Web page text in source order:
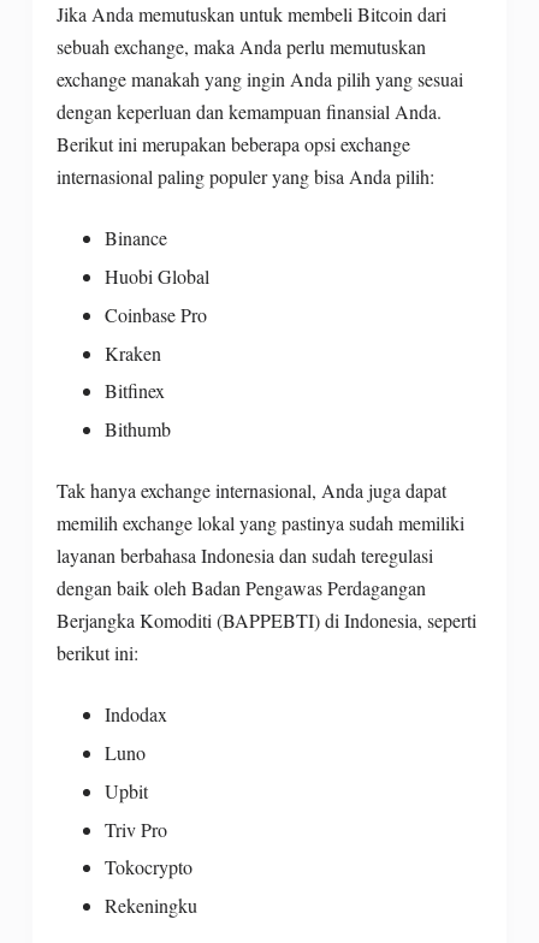
Jika Anda memutuskan untuk membeli Bitcoin dari
sebuah exchange, maka Anda perlu memutuskan
exchange manakah yang ingin Anda pilih yang sesuai
dengan keperluan dan kemampuan finansial Anda.
Berikut ini merupakan beberapa opsi exchange
internasional paling populer yang bisa Anda pilih:
Binance
Huobi Global
Coinbase Pro
Kraken
Bitfinex
Bithumb
Tak hanya exchange internasional, Anda juga dapat
memilih exchange lokal yang pastinya sudah memiliki
layanan berbahasa Indonesia dan sudah teregulasi
dengan baik oleh Badan Pengawas Perdagangan
Berjangka Komoditi (BAPPEBTI) di Indonesia, seperti
berikut ini:
Indodax
Luno
Upbit
Triv Pro
Tokocrypto
Rekeningku